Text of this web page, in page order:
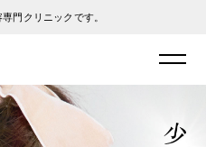
門クリニックです。